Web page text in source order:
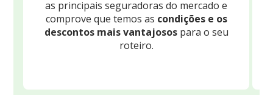
as principais seguradoras do mercado e
comprove que temos as condições e os
descontos mais vantajosospara o seu
roteiro.